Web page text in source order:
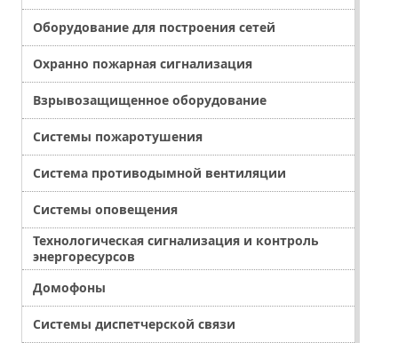
Оборудование для построения сетей
Охранно пожарная сигнализация
Взрывозащищенное оборудование
Системы пожаротушения
Система противодымной вентиляции
Системы оповещения
Технологическая сигнализация и контроль
энергоресурсов
Домофоны
Системы диспетчерской связи